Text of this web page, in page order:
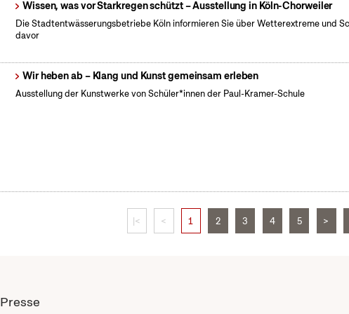
Wissen, was vor Starkregen schützt – Ausstellung in Köln-Chorweiler
Die Stadtentwässerungsbetriebe Köln informieren Sie über Wetterextreme und
davor
Wir heben ab – Klang und Kunst gemeinsam erleben
Ausstellung der Kunstwerke von Schüler*innen der Paul-Kramer-Schule
|< < 1 2 3 4 5 >
Presse